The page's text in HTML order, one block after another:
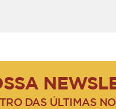
DAS ÚLTIMAS